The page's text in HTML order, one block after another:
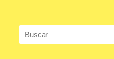
Search
for: